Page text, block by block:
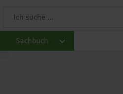
Sachbuch